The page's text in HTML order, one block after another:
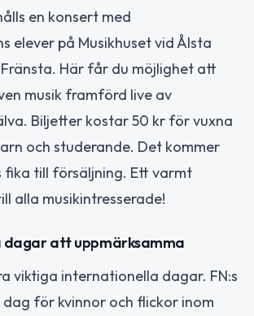
en konsert med
elever på Musikhuset vid Ålsta
Här får du möjlighet att
musik framförd live av
Biljetter kostar 50 kr för vuxna
och studerande. Det kommer
fika till försäljning. Ett varmt
alla musikintresserade!
dagar att uppmärksamma
viktiga internationella dagar. FN:s
för kvinnor och flickor inom